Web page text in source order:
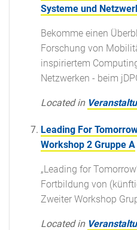
Systeme und
Bekomme einen
Forschung von
inspiriertem
Netzwerken - beim
Located in
Leading For
Workshop 2 Gruppe A
„Leading for
Fortbildung von
Zweiter Workshop
Located in